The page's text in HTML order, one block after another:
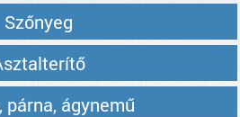
Szőnyeg
párna, ágynemű